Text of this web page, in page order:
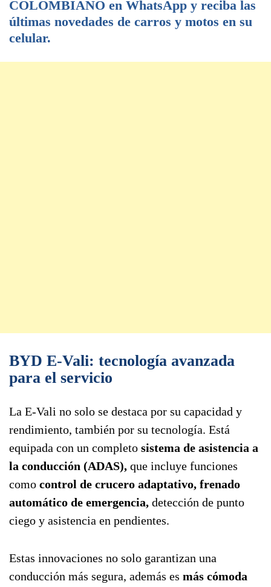
COLOMBIANO en WhatsApp y reciba las
últimas novedades de carros y motos en su
celular.
BYD E-Vali: tecnología avanzada
para el servicio
La E-Vali no solo se destaca por su capacidad y
rendimiento, también por su tecnología. Está
equipada con un completo sistema de asistencia a
la conducción (ADAS), que incluye funciones
como control de crucero adaptativo, frenado
automático de emergencia, detección de punto
ciego y asistencia en pendientes.
Estas innovaciones no solo garantizan una
conducción más segura, además es más cómoda